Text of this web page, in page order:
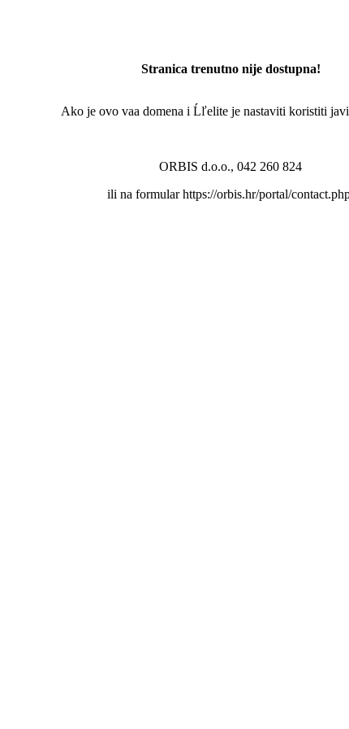
Stranica trenutno nije dostupna!
Ako je ovo vaa domena i Ĺľelite je nastaviti koristiti
ORBIS d.o.o., 042 260 824
ili na formular https://orbis.hr/portal/